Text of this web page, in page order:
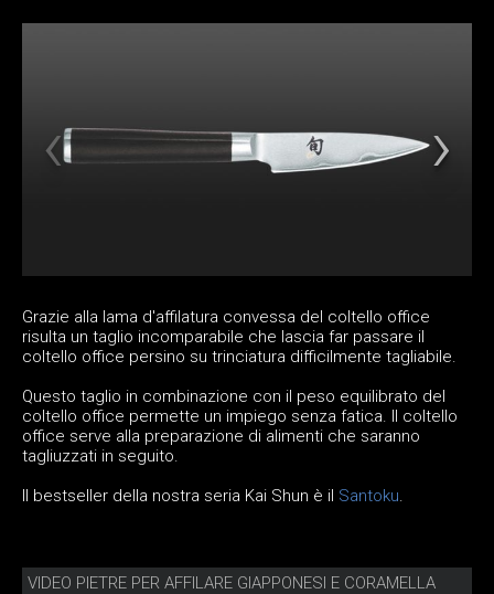
Grazie alla lama d'affilatura convessa del coltello office
risulta un taglio incomparabile che lascia far passare il
coltello office persino su trinciatura difficilmente tagliabile.
Questo taglio in combinazione con il peso equilibrato del
coltello office permette un impiego senza fatica. Il coltello
office serve alla preparazione di alimenti che saranno
tagliuzzati in seguito.
Il bestseller della nostra seria Kai Shun è il Santoku.
VIDEO PIETRE PER AFFILARE GIAPPONESI E CORAMELLA